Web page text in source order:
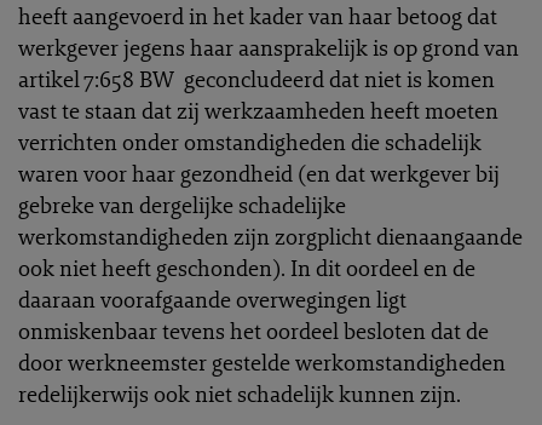
heeft aangevoerd in het kader van haar betoog dat
werkgever jegens haar aansprakelijk is op grond van
artikel 7:658 BW geconcludeerd dat niet is komen
vast te staan dat zij werkzaamheden heeft moeten
verrichten onder omstandigheden die schadelijk
waren voor haar gezondheid (en dat werkgever bij
gebreke van dergelijke schadelijke
werkomstandigheden zijn zorgplicht dienaangaande
ook niet heeft geschonden). In dit oordeel en de
daaraan voorafgaande overwegingen ligt
onmiskenbaar tevens het oordeel besloten dat de
door werkneemster gestelde werkomstandigheden
redelijkerwijs ook niet schadelijk kunnen zijn.